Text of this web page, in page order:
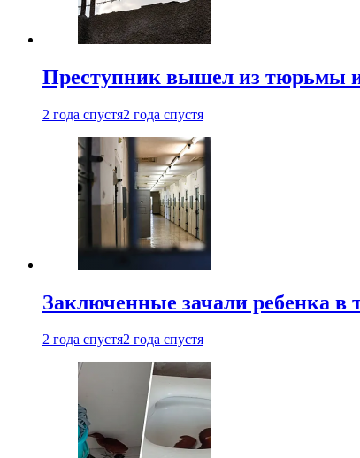
Преступник вышел из тюрьмы и
2 года спустя2 года спустя
Заключенные зачали ребенка в
2 года спустя2 года спустя